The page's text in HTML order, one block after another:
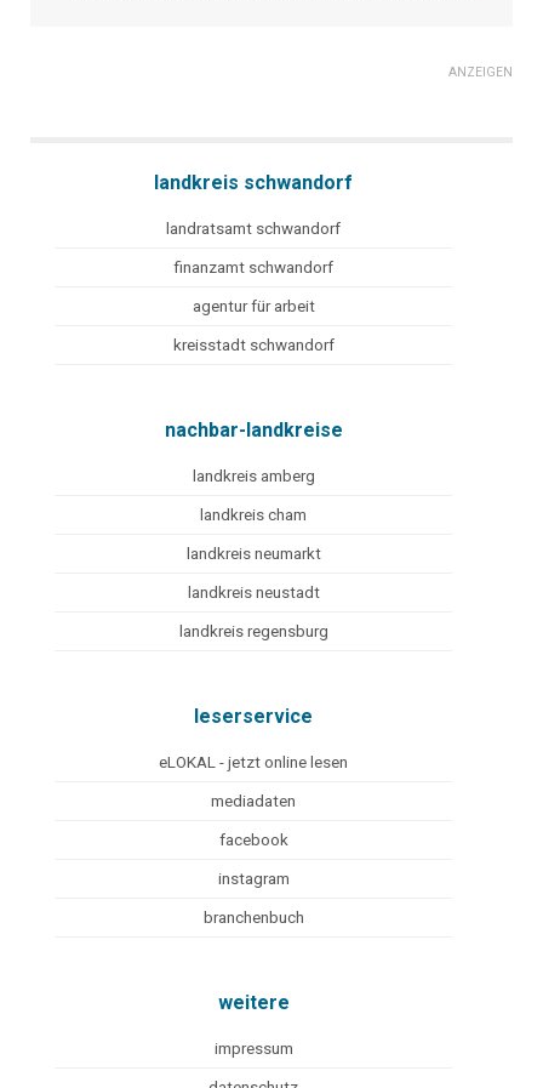
ANZEIGEN
landkreis schwandorf
landratsamt schwandorf
finanzamt schwandorf
agentur für arbeit
kreisstadt schwandorf
nachbar-landkreise
landkreis amberg
landkreis cham
landkreis neumarkt
landkreis neustadt
landkreis regensburg
leserservice
eLOKAL - jetzt online lesen
mediadaten
facebook
instagram
branchenbuch
weitere
impressum